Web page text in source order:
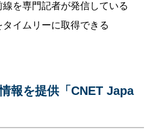
線を専門記者が発信している
イムリーに取得できる
報を提供「CNET Japa